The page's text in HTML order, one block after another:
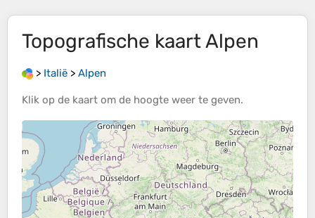
Topografische kaartAlpen
> Italië > Alpen
Klik op de kaart om de hoogte weer te geven.